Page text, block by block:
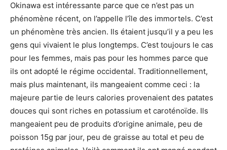
Okinawa est intéressante parce que ce n’est pas un
phénomène récent, on l’appelle l’île des immortels. C’est
un phénomène très ancien. Ils étaient jusqu’il y a peu les
gens qui vivaient le plus longtemps. C’est toujours le cas
pour les femmes, mais pas pour les hommes parce que
ils ont adopté le régime occidental. Traditionnellement,
mais plus maintenant, ils mangeaient comme ceci : la
majeure partie de leurs calories provenaient des patates
douces qui sont riches en potassium et caroténoïde. Ils
mangeaient peu de produits d’origine animale, peu de
poisson 15g par jour, peu de graisse au total et peu de